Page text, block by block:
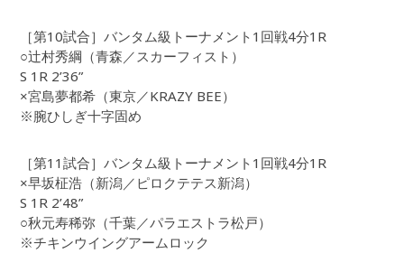
［第10試合］バンタム級トーナメント1回戦4分1R
○辻村秀綱（青森／スカーフィスト）
S 1R 2’36”
×宮島夢都希（東京／KRAZY BEE）
※腕ひしぎ十字固め
［第11試合］バンタム級トーナメント1回戦4分1R
×早坂柾浩（新潟／ピロクテテス新潟）
S 1R 2’48”
○秋元寿稀弥（千葉／パラエストラ松戸）
※チキンウイングアームロック